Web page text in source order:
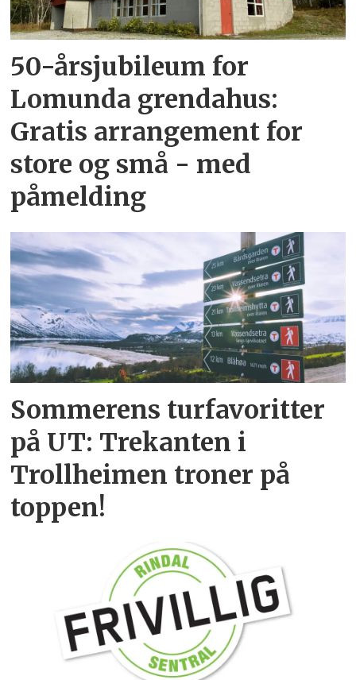
50-årsjubileum for
Lomunda grendahus:
Gratis arrangement for
store og små - med
påmelding
Sommerens turfavoritter
på UT: Trekanten i
Trollheimen troner på
toppen!